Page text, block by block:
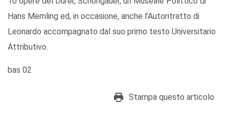
Hans Memling ed, in occasione, anche l’Autoritratto di
Leonardo accompagnato dal suo primo testo Universitario
Attributivo.
bas 02
Stampa questo articolo